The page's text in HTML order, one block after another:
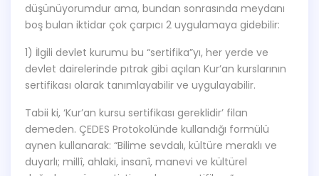
düşünüyorumdur ama, bundan sonrasında meydanı
boş bulan iktidar çok çarpıcı 2 uygulamaya gidebilir:
1) İlgili devlet kurumu bu “sertifika”yı, her yerde ve
devlet dairelerinde pıtrak gibi açılan Kur’an kurslarının
sertifikası olarak tanımlayabilir ve uygulayabilir.
Tabii ki, ‘Kur’an kursu sertifikası gereklidir’ filan
demeden. ÇEDES Protokolünde kullandığı formülü
aynen kullanarak: “Bilime sevdalı, kültüre meraklı ve
duyarlı; millî, ahlaki, insanî, manevi ve kültürel